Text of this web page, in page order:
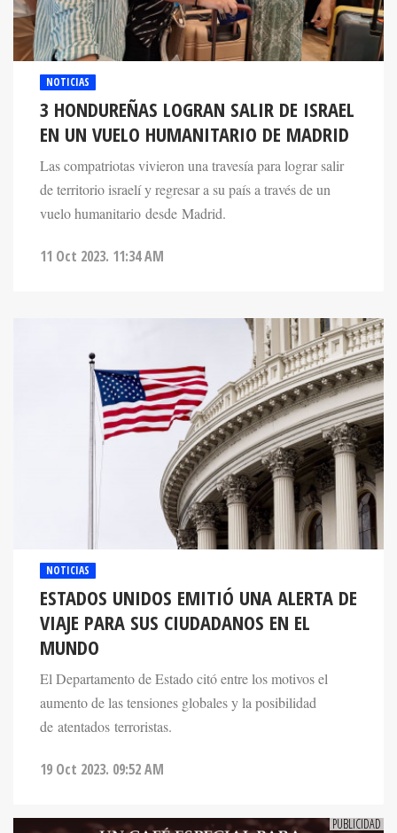
NOTICIAS
3 HONDUREÑAS LOGRAN SALIR DE ISRAEL
EN UN VUELO HUMANITARIO DE MADRID
Las compatriotas vivieron una travesía para lograr salir
de territorio israelí y regresar a su país a través de un
vuelo humanitario desde Madrid.
11 Oct 2023. 11:34 AM
NOTICIAS
ESTADOS UNIDOS EMITIÓ UNA ALERTA DE
VIAJE PARA SUS CIUDADANOS EN EL
MUNDO
El Departamento de Estado citó entre los motivos el
aumento de las tensiones globales y la posibilidad
de atentados terroristas.
19 Oct 2023. 09:52 AM